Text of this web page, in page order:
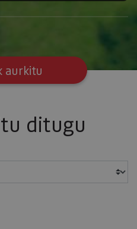
aurkitu
ditugu